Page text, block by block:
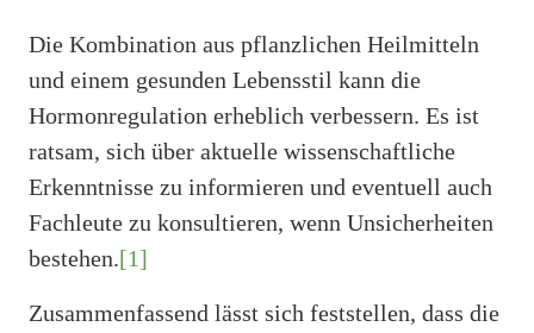
Die Kombination aus pflanzlichen Heilmitteln
und einem gesunden Lebensstil kann die
Hormonregulation erheblich verbessern. Es ist
ratsam, sich über aktuelle wissenschaftliche
Erkenntnisse zu informieren und eventuell auch
Fachleute zu konsultieren, wenn Unsicherheiten
bestehen.[1]
Zusammenfassend lässt sich feststellen, dass die